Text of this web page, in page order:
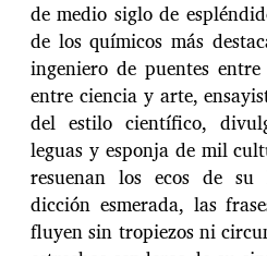
de medio siglo de
de los químicos más
ingeniero de puentes
entre ciencia y arte,
del estilo científico,
leguas y esponja de mil
resuenan los ecos de
dicción esmerada, las
fluyen sin tropiezos ni